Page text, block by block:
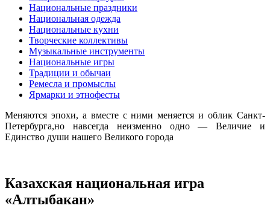
Национальные праздники
Национальная одежда
Национальные кухни
Творческие коллективы
Музыкальные инструменты
Национальные игры
Традиции и обычаи
Ремесла и промыслы
Ярмарки и этнофесты
Меняются эпохи, а вместе с ними меняется и облик Санкт-
Петербурга,но навсегда неизменно одно — Величие и
Единство души нашего Великого города
Казахская национальная игра
«Алтыбакан»